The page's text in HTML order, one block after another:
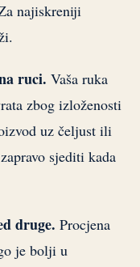
najiskreniji
ruci. Vaša ruka
zbog izloženosti
uz čeljust ili
sjediti kada
druge. Procjena
je bolji u